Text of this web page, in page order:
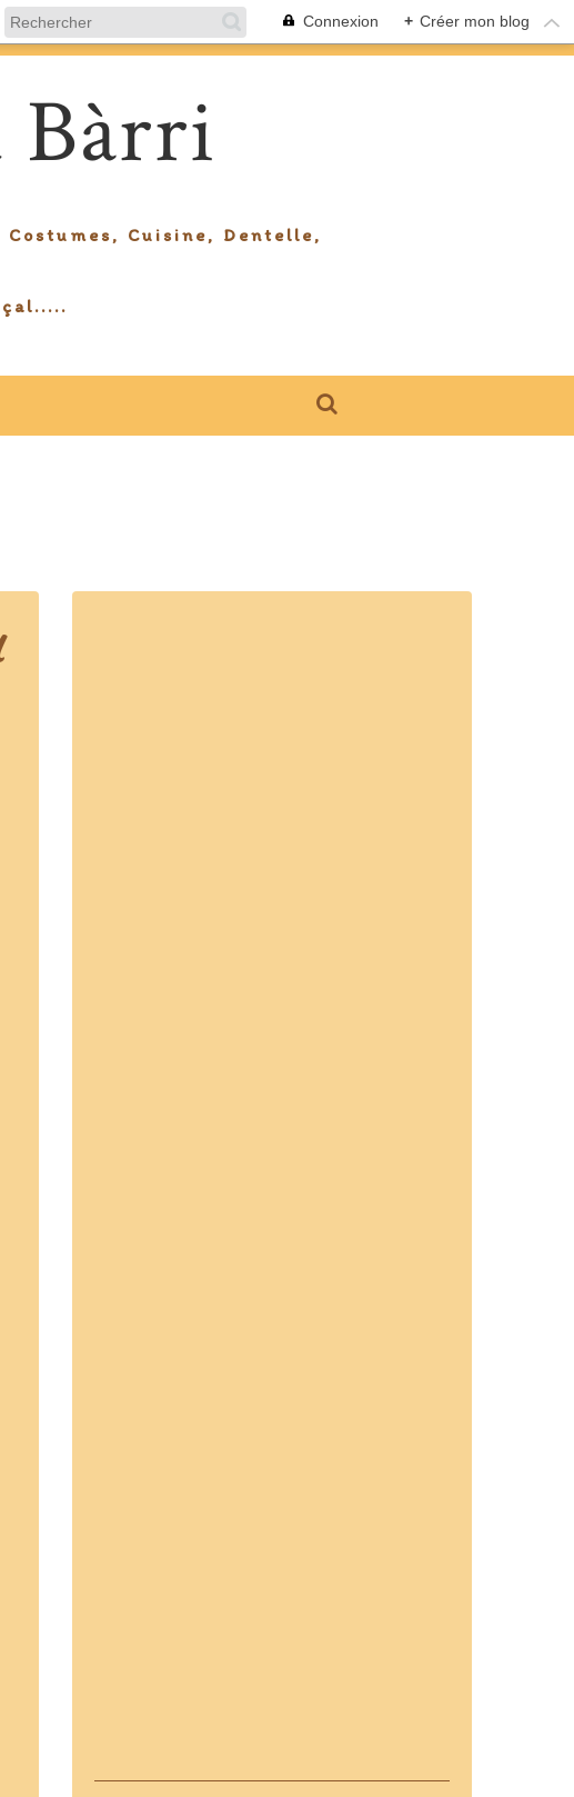
Connexion + Créer mon blog
Bàrri
Cuisine, Dentelle,